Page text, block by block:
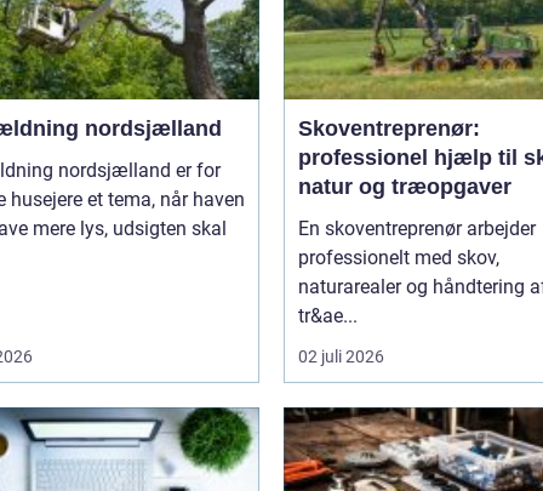
nordsjælland
nordsjælland er for
husejere et tema, når haven
mere lys, udsigten skal
Skoventreprenør:
professionel hjælp til
natur og træopgaver
En skoventreprenør arbejder
professionelt med skov,
naturarealer og håndtering
tr&ae...
02 juli 2026